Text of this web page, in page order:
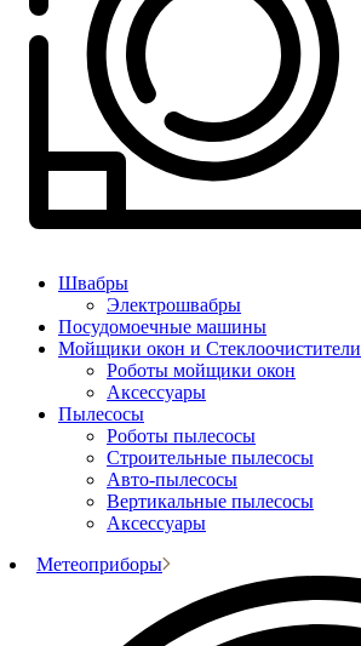
Швабры
Электрошвабры
Посудомоечные машины
Мойщики окон и Стеклоочистители
Роботы мойщики окон
Аксессуары
Пылесосы
Роботы пылесосы
Строительные пылесосы
Авто-пылесосы
Вертикальные пылесосы
Аксессуары
Метеоприборы